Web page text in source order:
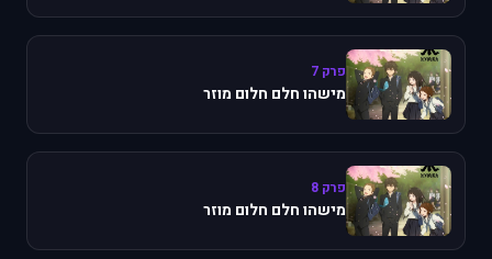
פרק 7
מישהו חלם חלום מוזר
פרק 8
מישהו חלם חלום מוזר